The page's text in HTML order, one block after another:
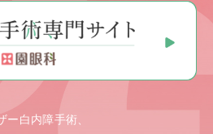
ー白内障手術、